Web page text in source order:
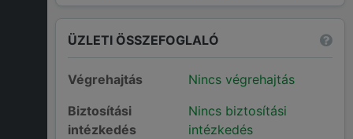
ÜZLETI ÖSSZEFOGLALÓ
Végrehajtás
Nincs végrehajtás
Biztosítási
intézkedés
Nincs biztosítási
intézkedés